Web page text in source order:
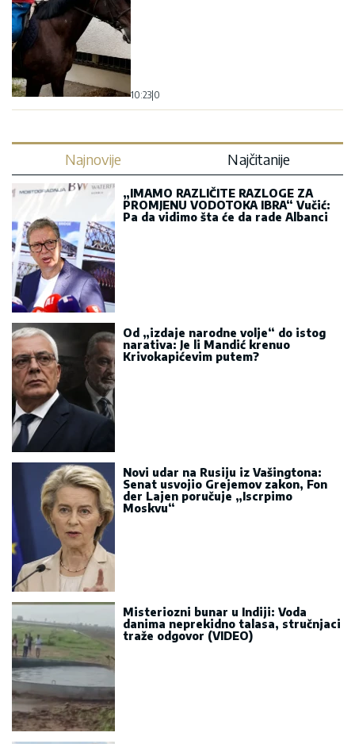
10:23 0
Najnovije Najčitanije
„IMAMO RAZLIČITE RAZLOGE ZA
PROMJENU VODOTOKA IBRA“ Vučić:
Pa da vidimo šta će da rade Albanci
Od „izdaje narodne volje“ do istog
narativa: Je li Mandić krenuo
Krivokapićevim putem?
Novi udar na Rusiju iz Vašingtona:
Senat usvojio Grejemov zakon, Fon
der Lajen poručuje „Iscrpimo
Moskvu“
Misteriozni bunar u Indiji: Voda
danima neprekidno talasa, stručnjaci
traže odgovor (VIDEO)